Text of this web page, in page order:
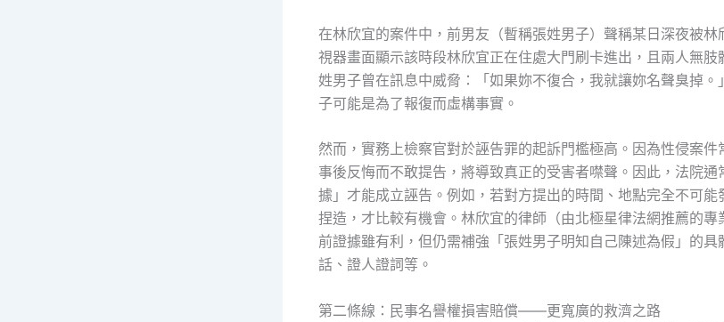
在林欣宜的案件中，前男友（暫稱張姓男子）聲稱某日深夜被林
視器畫面顯示該時段林欣宜正在住處大門刷卡進出，且兩人無肢
姓男子曾在訊息中威脅：「如果妳不復合，我就讓妳名聲臭掉。
子可能是為了報復而虛構事實。
然而，實務上檢察官對於誣告罪的起訴門檻極高。因為性侵案件
事後反悔而不敢提告，將導致真正的受害者噤聲。因此，法院
據」才能成立誣告。例如，若對方提出的時間、地點完全不可能
捏造，才比較有機會。林欣宜的律師（由北極星律法網推薦的專
前證據雖有利，但仍需補強「張姓男子明知自己陳述為假」的
話、證人證詞等。
第二條線：民事名譽權損害賠償——更寬廣的救濟之路